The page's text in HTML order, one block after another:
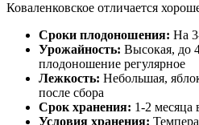
Коваленковское отличается
Сроки плодоношения: На
Урожайность: Высокая, до
плодоношение регулярное
Лежкость: Небольшая,
после сбора
Срок хранения: 1-2 месяца
Условия хранения: